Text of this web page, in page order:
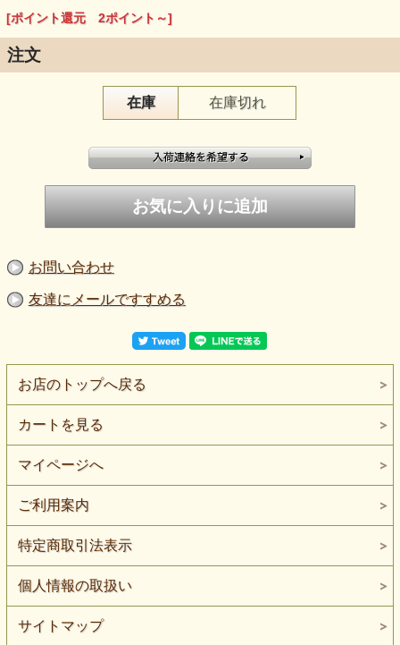
[ポイント還元 2ポイント～]
注文
在庫 在庫切れ
お問い合わせ
友達にメールですすめる
お店のトップへ戻る
カートを見る
マイページへ
ご利用案内
特定商取引法表示
個人情報の取扱い
サイトマップ